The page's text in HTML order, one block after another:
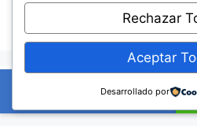
A WordPress Commenter
© 2026 Lampista me•
+34601895352
Rechazar
Aceptar
Desarrollado por